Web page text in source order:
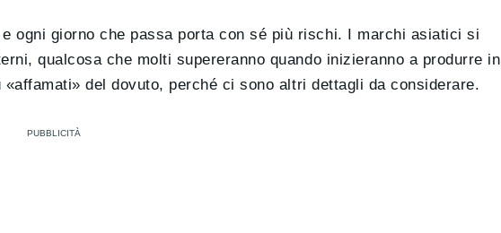
ogni giorno che passa porta con sé più rischi. I marchi asiatici si
qualcosa che molti supereranno quando inizieranno a produrre in
del dovuto, perché ci sono altri dettagli da considerare.